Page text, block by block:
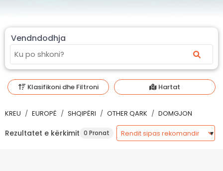
Vendndodhja
Klasifikoni dhe Filtroni Hartat
KREU EUROPË SHQIPËRI OTHER QARK DOMGJON
Rezultatet e kërkimit 0 Pronat